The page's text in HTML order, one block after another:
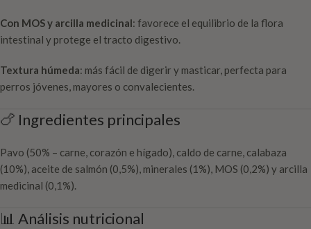
Con MOS y arcilla medicinal: favorece el equilibrio de la flora
intestinal y protege el tracto digestivo.
Textura húmeda: más fácil de digerir y masticar, perfecta para
perros jóvenes, mayores o convalecientes.
🍗 Ingredientes principales
Pavo (50% – carne, corazón e hígado), caldo de carne, calabaza
(10%), aceite de salmón (0,5%), minerales (1%), MOS (0,2%) y arcilla
medicinal (0,1%).
📊 Análisis nutricional